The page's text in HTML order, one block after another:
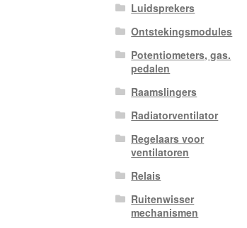
Luidsprekers
Ontstekingsmodules
Potentiometers, gas.
pedalen
Raamslingers
Radiatorventilator
Regelaars voor
ventilatoren
Relais
Ruitenwisser
mechanismen